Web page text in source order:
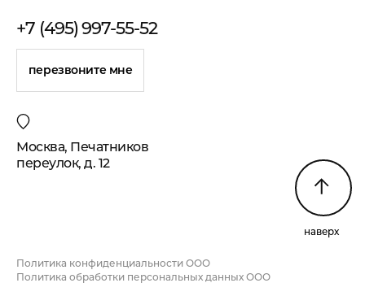
+7 (495) 997-55-52
перезвоните мне
Москва, Печатников
переулок, д. 12
наверх
Политика конфиденциальности ООО
Политика обработки персональных данных ООО